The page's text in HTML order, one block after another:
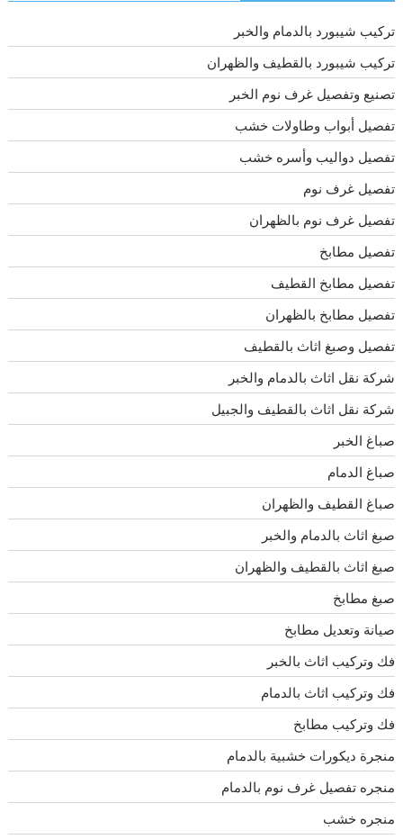
تركيب شيبورد بالدمام والخبر
تركيب شيبورد بالقطيف والظهران
تصنيع وتفصيل غرف نوم الخبر
تفصيل أبواب وطاولات خشب
تفصيل دواليب وأسره خشب
تفصيل غرف نوم
تفصيل غرف نوم بالظهران
تفصيل مطابخ
تفصيل مطابخ القطيف
تفصيل مطابخ بالظهران
تفصيل وصبغ اثاث بالقطيف
شركة نقل اثاث بالدمام والخبر
شركة نقل اثاث بالقطيف والجبيل
صباغ الخبر
صباغ الدمام
صباغ القطيف والظهران
صبغ اثاث بالدمام والخبر
صبغ اثاث بالقطيف والظهران
صبغ مطابخ
صيانة وتعديل مطابخ
فك وتركيب اثاث بالخبر
فك وتركيب اثاث بالدمام
فك وتركيب مطابخ
منجرة ديكورات خشبية بالدمام
منجره تفصيل غرف نوم بالدمام
منجره خشب